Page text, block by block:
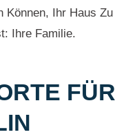
Können, Ihr Haus Zu
Ihre Familie.
FÜR